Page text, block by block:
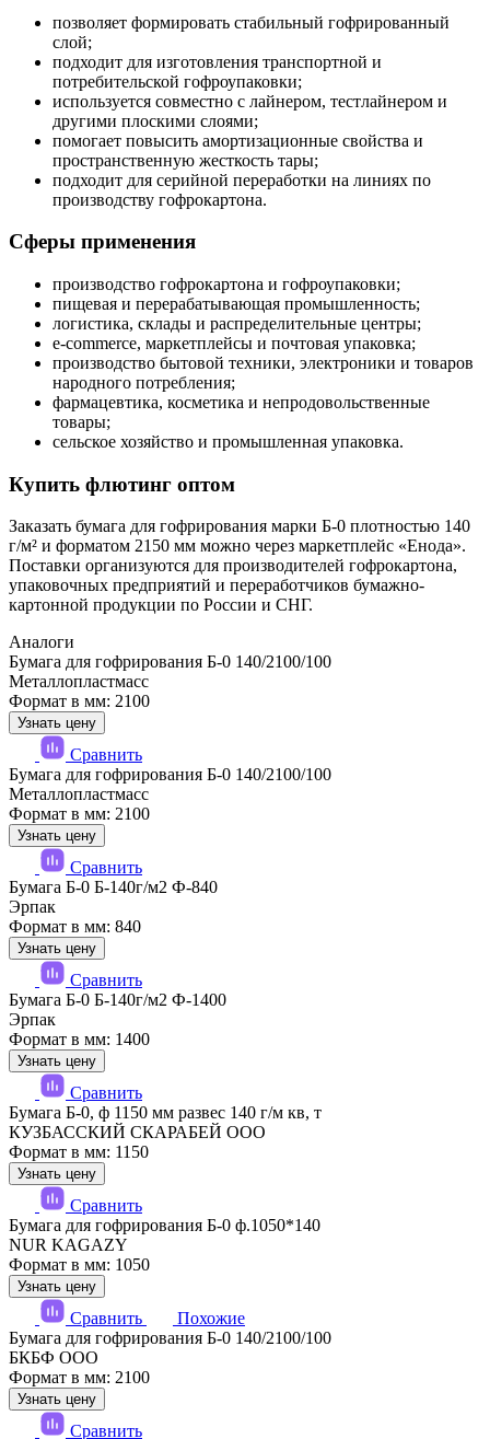
позволяет формировать стабильный гофрированный
слой;
подходит для изготовления транспортной и
потребительской гофроупаковки;
используется совместно с лайнером, тестлайнером и
другими плоскими слоями;
помогает повысить амортизационные свойства и
пространственную жесткость тары;
подходит для серийной переработки на линиях по
производству гофрокартона.
Сферы применения
производство гофрокартона и гофроупаковки;
пищевая и перерабатывающая промышленность;
логистика, склады и распределительные центры;
e-commerce, маркетплейсы и почтовая упаковка;
производство бытовой техники, электроники и товаров
народного потребления;
фармацевтика, косметика и непродовольственные
товары;
сельское хозяйство и промышленная упаковка.
Купить флютинг оптом
Заказать бумага для гофрирования марки Б-0 плотностью 140
г/м² и форматом 2150 мм можно через маркетплейс «Енода».
Поставки организуются для производителей гофрокартона,
упаковочных предприятий и переработчиков бумажно-
картонной продукции по России и СНГ.
Аналоги
Бумага для гофрирования Б-0 140/2100/100
Металлопластмасс
Формат в мм: 2100
Узнать цену
Сравнить
Бумага для гофрирования Б-0 140/2100/100
Металлопластмасс
Формат в мм: 2100
Узнать цену
Сравнить
Бумага Б-0 Б-140г/м2 Ф-840
Эрпак
Формат в мм: 840
Узнать цену
Сравнить
Бумага Б-0 Б-140г/м2 Ф-1400
Эрпак
Формат в мм: 1400
Узнать цену
Сравнить
Бумага Б-0, ф 1150 мм развес 140 г/м кв, т
КУЗБАССКИЙ СКАРАБЕЙ ООО
Формат в мм: 1150
Узнать цену
Сравнить
Бумага для гофрирования Б-0 ф.1050*140
NUR KAGAZY
Формат в мм: 1050
Узнать цену
Сравнить
Похожие
Бумага для гофрирования Б-0 140/2100/100
БКБФ ООО
Формат в мм: 2100
Узнать цену
Сравнить